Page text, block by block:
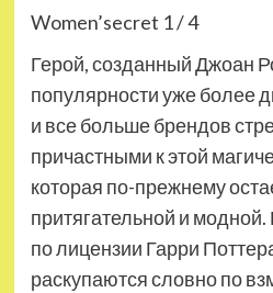
Women’secret 1 / 4
Герой, созданный Джоан
популярности уже более
и все больше брендов
причастными к этой
которая по-прежнему
притягательной и
по лицензии Гарри
раскупаются словно по